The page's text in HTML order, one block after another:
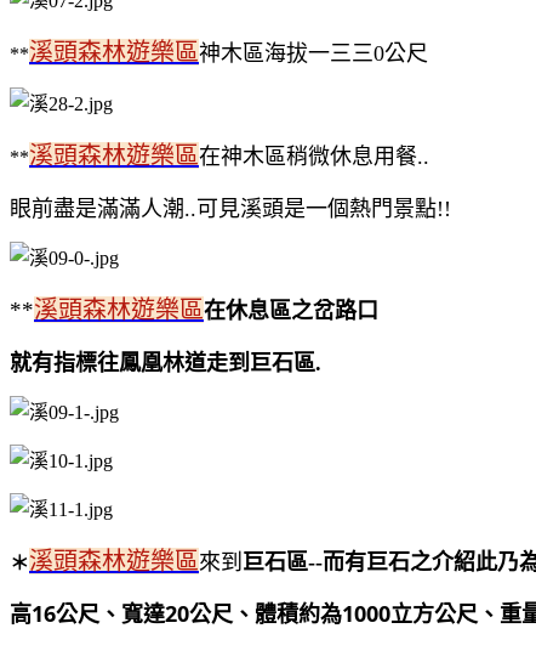
**溪頭森林遊樂區神木區海拔一三三0公尺
**溪頭森林遊樂區在神木區稍微休息用餐..
眼前盡是滿滿人潮..可見溪頭是一個熱門景點!!
**溪頭森林遊樂區在休息區之岔路口
就有指標往鳳凰林道走到巨石區.
＊溪頭森林遊樂區來到 巨石區--而有巨石之介紹此乃
高16公尺、寬達20公尺、體積約為1000立方公尺、 重